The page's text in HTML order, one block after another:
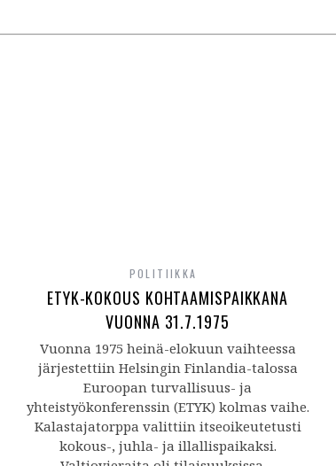
POLITIIKKA
ETYK-KOKOUS KOHTAAMISPAIKKANA
VUONNA 31.7.1975
Vuonna 1975 heinä-elokuun vaihteessa
järjestettiin Helsingin Finlandia-talossa
Euroopan turvallisuus- ja
yhteistyökonferenssin (ETYK) kolmas vaihe.
Kalastajatorppa valittiin itseoikeutetusti
kokous-, juhla- ja illallispaikaksi.